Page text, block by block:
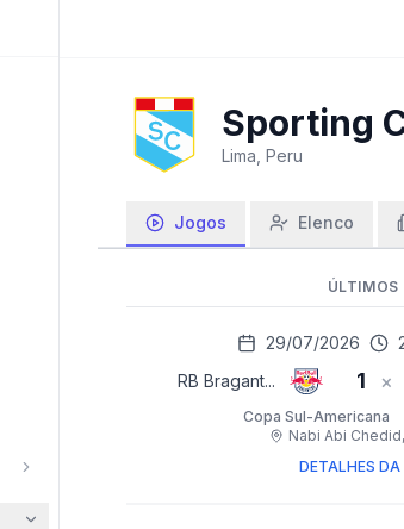
Sporting
Lima, Peru
Jogos Elenco
ÚLTIMOS
29/07/2026
RB Bragant... 1 ×
Copa Sul-Americana
Nabi Abi Chedid
DETALHES